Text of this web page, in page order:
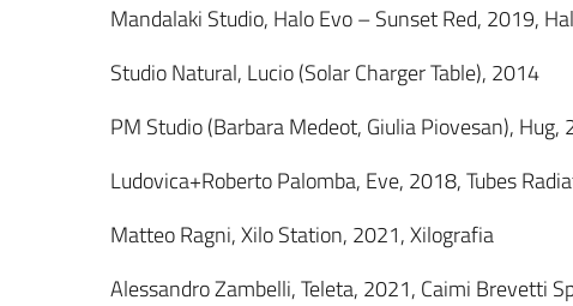
Mandalaki Studio, Halo Evo – Sunset Red, 2019,
Studio Natural, Lucio (Solar Charger Table), 2014
PM Studio (Barbara Medeot, Giulia Piovesan), Hug,
Ludovica+Roberto Palomba, Eve, 2018, Tubes
Matteo Ragni, Xilo Station, 2021, Xilografia
Alessandro Zambelli, Teleta, 2021, Caimi Brevetti